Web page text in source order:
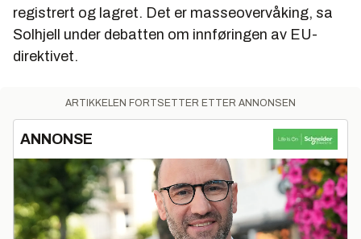
registrert og lagret. Det er masseovervåking, sa
Solhjell under debatten om innføringen av EU-
direktivet.
ARTIKKELEN FORTSETTER ETTER ANNONSEN
ANNONSE